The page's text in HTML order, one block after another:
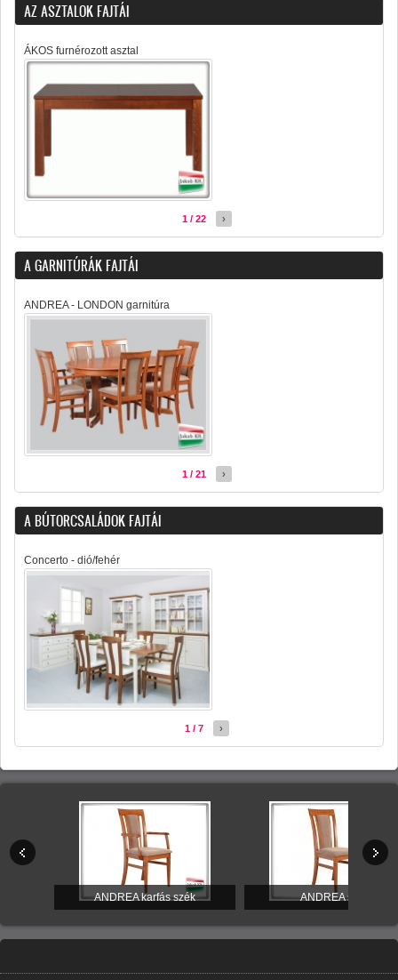
AZ ASZTALOK FAJTÁI
ÁKOS furnérozott asztal
1 / 22 ›
A GARNITÚRÁK FAJTÁI
ANDREA - LONDON garnitúra
1 / 21 ›
A BÚTORCSALÁDOK FAJTÁI
Concerto - dió/fehér
1 / 7 ›
ANDREA karfás szék ANDREA szék